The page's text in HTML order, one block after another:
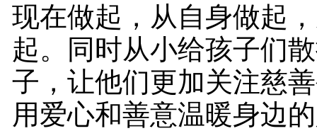
现在做起，从自身做起
起。同时从小给孩子们
子，让他们更加关注慈
用爱心和善意温暖身边